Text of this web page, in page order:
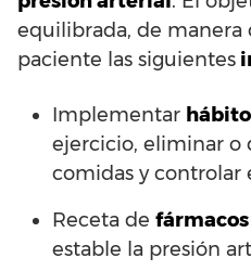
equilibrada, de manera
paciente las siguientes
Implementar
ejercicio, eliminar o
comidas y controlar
Receta de fármacos
estable la presión